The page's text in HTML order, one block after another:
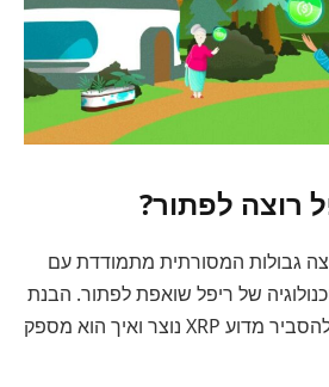
רוצה לפתור?
גבולות המסורתית מתמודדת עם
של ריפל שואפת לפתור. הבנת
האתגרים האלה עוזרת להסביר מדוע XRP נוצר ואיך הוא מספק